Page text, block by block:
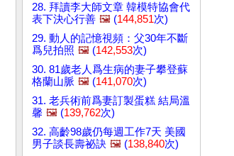
28. 拜讀李大師文章 韓模特協會代
表下決心行善 🖼️ (144,851次)
29. 動人的記憶視頻：父30年不斷
爲兒拍照 🖼️ (142,553次)
30. 81歲老人爲生病的妻子攀登蘇
格蘭山脈 🖼️ (141,070次)
31. 老兵術前爲妻訂製蛋糕 結局溫
馨 🖼️ (139,762次)
32. 高齡98歲仍每週工作7天 美國
男子談長壽祕訣 🖼️ (138,840次)